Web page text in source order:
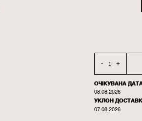
- +
ОЧІКУВАНА
08.08.2026
УКЛОН
07.08.2026